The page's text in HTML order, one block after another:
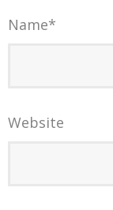
Name*
Website